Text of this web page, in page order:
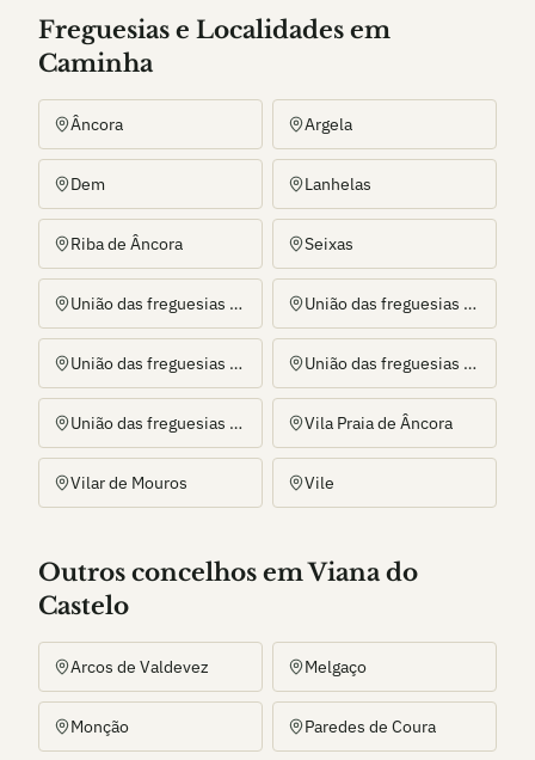
Freguesias e Localidades em
Caminha
Âncora Argela
Dem Lanhelas
Riba de Âncora Seixas
União das freguesias de Arga (Baixo, Cima e São João) União das freguesias de Caminha (Matriz) e Vilarelho
União das freguesias de Gondar e Orbacém União das freguesias de Moledo e Cristelo
União das freguesias de Venade e Azevedo Vila Praia de Âncora
Vilar de Mouros Vile
Outros concelhos em Viana do
Castelo
Arcos de Valdevez Melgaço
Monção Paredes de Coura